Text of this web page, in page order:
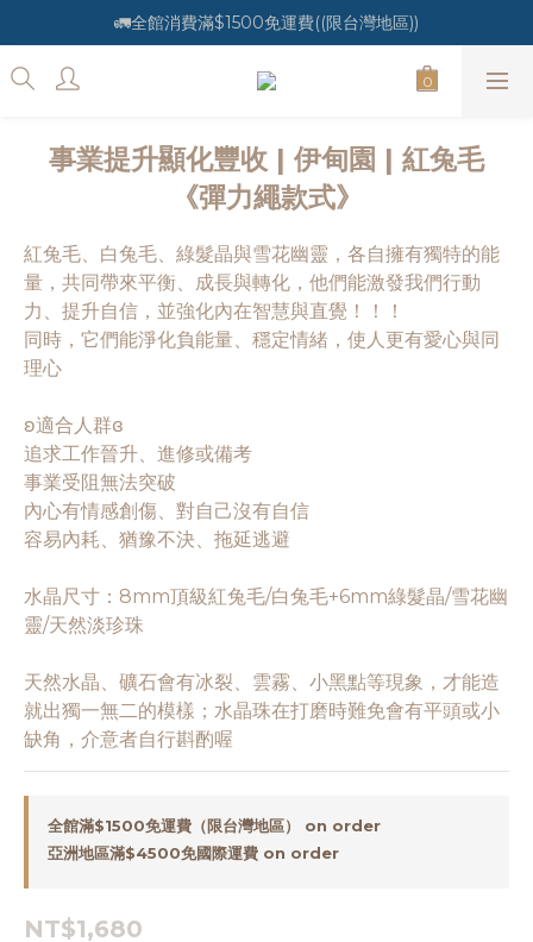
🚛全館消費滿$1500免運費((限台灣地區))
事業提升顯化豐收 | 伊甸園 | 紅兔毛
《彈力繩款式》
紅兔毛、白兔毛、綠髮晶與雪花幽靈，各自擁有獨特的能
量，共同帶來平衡、成長與轉化，他們能激發我們行動
力、提升自信，並強化內在智慧與直覺！！！
同時，它們能淨化負能量、穩定情緒，使人更有愛心與同
理心
ʚ適合人群ɞ
追求工作晉升、進修或備考
事業受阻無法突破
內心有情感創傷、對自己沒有自信
容易內耗、猶豫不決、拖延逃避
水晶尺寸：8mm頂級紅兔毛/白兔毛+6mm綠髮晶/雪花幽
靈/天然淡珍珠
天然水晶、礦石會有冰裂、雲霧、小黑點等現象，才能造
就出獨一無二的模樣；水晶珠在打磨時難免會有平頭或小
缺角，介意者自行斟酌喔
全館滿$1500免運費（限台灣地區） on order
亞洲地區滿$4500免國際運費 on order
NT$1,680